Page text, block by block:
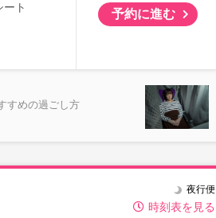
ト
予約に進む
すめの過ごし方
時刻表を見る
夜行便